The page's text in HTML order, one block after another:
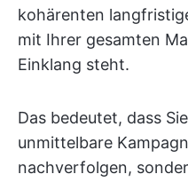
kohärenten
mit Ihrer gesamten
Einklang steht.
Das bedeutet, dass
unmittelbare
nachverfolgen,